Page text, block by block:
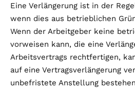
Eine Verlängerung ist in der
wenn dies aus betrieblichen
Wenn der Arbeitgeber keine
vorweisen kann, die eine
Arbeitsvertrags rechtfertigen,
auf eine Vertragsverlängerung
unbefristete Anstellung